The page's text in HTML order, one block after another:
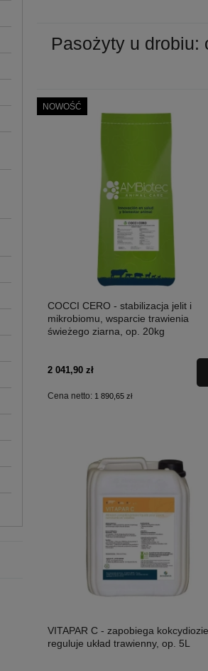
Pasożyty u drobiu:
COCCI CERO - stabilizacja jelit i
mikrobiomu, wsparcie trawienia
świeżego ziarna, op. 20kg
2 041,90 zł
Cena netto: 1 890,65 zł
NOWOŚĆ
VITAPAR C - zapobiega
reguluje układ trawienny, op. 5L